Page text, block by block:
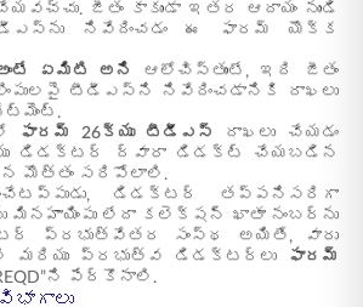
జీతం కాకుండా ఇతర ఆదాయం నుండి
నివేదించడం ఈ ఫారమ్ యొక్క
అంటే ఏమిటి అని
ఆలోచిస్తుంటే, ఇది జీతం
టీడీఎస్ని నివేదించడానికి దాఖలు
ఫారమ్ 26క్యు టీడీఎస్
దాఖలు చేయడం
డిడక్టర్ ద్వారా డిడక్ట్ చేయబడిన
మొత్తం సరిపోలాలి.
డిడక్టర్ తప్పనిసరిగా
లేదా కలెక్షన్ ఖాతా నంబర్ను
ప్రభుత్వేతర సంస్థ అయితే, వారు
ప్రభుత్వ డిడక్టర్లు
ఫారమ్
పేర్కొనాలి.
విభాగాలు